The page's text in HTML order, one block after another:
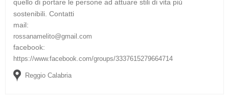
quello di portare le persone ad attuare stili di vita più
sostenibili. Contatti
mail:
rossanamelito@gmail.com
facebook:
https://www.facebook.com/groups/3337615279664714
Reggio Calabria